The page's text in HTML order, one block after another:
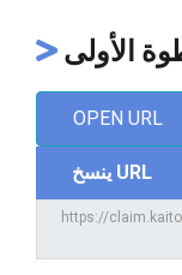
الأولى
OPEN URL
ينسخ URL